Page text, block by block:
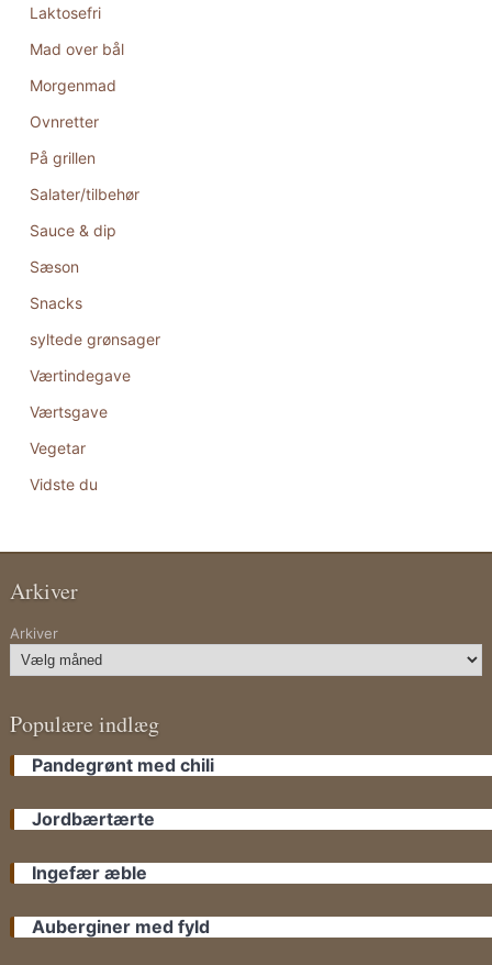
Laktosefri
Mad over bål
Morgenmad
Ovnretter
På grillen
Salater/tilbehør
Sauce & dip
Sæson
Snacks
syltede grønsager
Værtindegave
Værtsgave
Vegetar
Vidste du
Arkiver
Arkiver
Populære indlæg
Pandegrønt med chili
Jordbærtærte
Ingefær æble
Auberginer med fyld